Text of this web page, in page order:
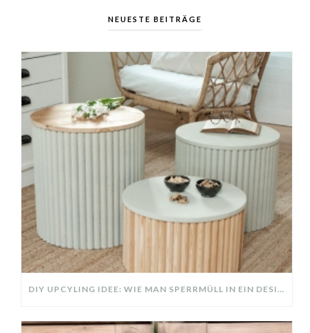
NEUESTE BEITRÄGE
DIY UPCYLING IDEE: WIE MAN SPERRMÜLL IN EIN DESIGNER TEIL VERWANDELT